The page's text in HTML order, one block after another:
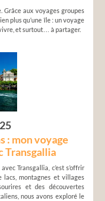
Grâce aux voyages groupes
plus qu’une île : un voyage
et surtout… à partager.
: mon voyage
Transgallia
Transgallia, c’est s’offrir
lacs, montagnes et villages
et des découvertes
nous avons exploré le